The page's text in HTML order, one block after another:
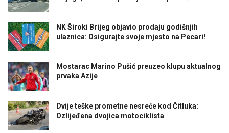
NK Široki Brijeg objavio prodaju godišnjih
ulaznica: Osigurajte svoje mjesto na Pecari!
Mostarac Marino Pušić preuzeo klupu aktualnog
prvaka Azije
Dvije teške prometne nesreće kod Čitluka:
Ozlijeđena dvojica motociklista